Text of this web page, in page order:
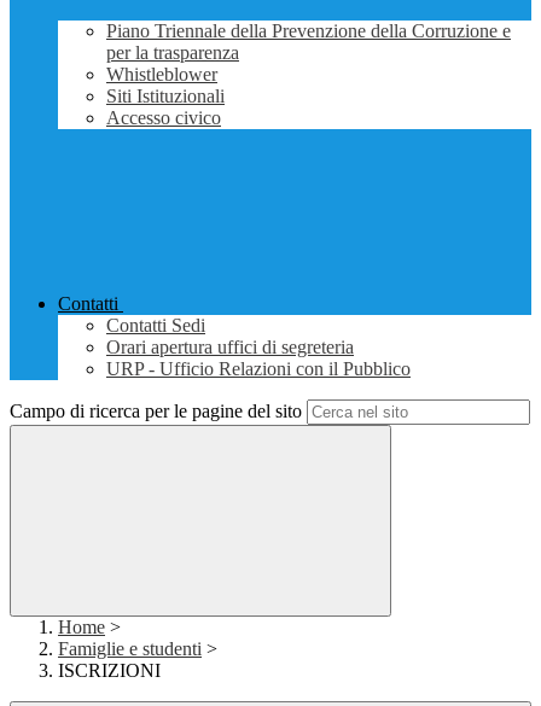
Piano Triennale della Prevenzione della Corruzione e
per la trasparenza
Whistleblower
Siti Istituzionali
Accesso civico
Contatti
Contatti Sedi
Orari apertura uffici di segreteria
URP - Ufficio Relazioni con il Pubblico
Campo di ricerca per le pagine del sito
Home >
Famiglie e studenti >
ISCRIZIONI